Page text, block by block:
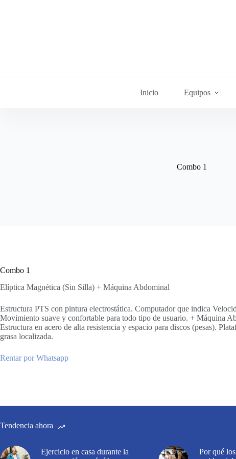
Inicio Equipos
Combo 1
Combo 1
Elíptica Magnética (Sin Silla) + Máquina Abdominal
Estructura PTS con pintura electrostática. Computador que indica
Movimiento suave y confortable para todo tipo de usuario. + Máquina
Estructura en acero de alta resistencia y espacio para discos (pesas).
grasa localizada.
Rentar por Whatsapp
Tendencia ahora
Ejercicio en casa durante la
Por qué